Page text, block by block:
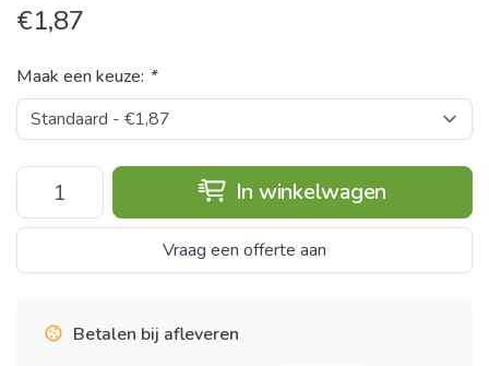
€1,87
Maak een keuze: *
In winkelwagen
Vraag een offerte aan
Betalen bij afleveren